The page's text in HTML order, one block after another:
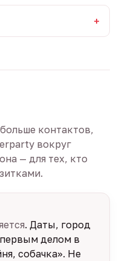
контактов,
вокруг
— для тех, кто
. Даты, город
делом в
собачка». Не